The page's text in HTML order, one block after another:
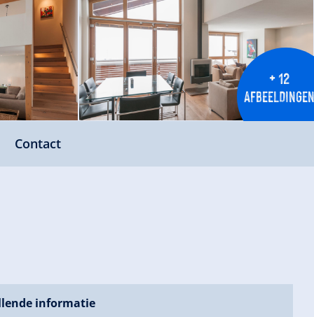
+ 12
AFBEELDINGEN
Contact
informatie